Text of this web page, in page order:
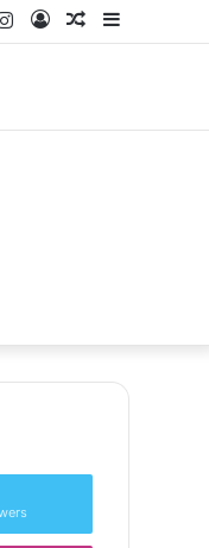
Sidebar
Random
Log
Instagram